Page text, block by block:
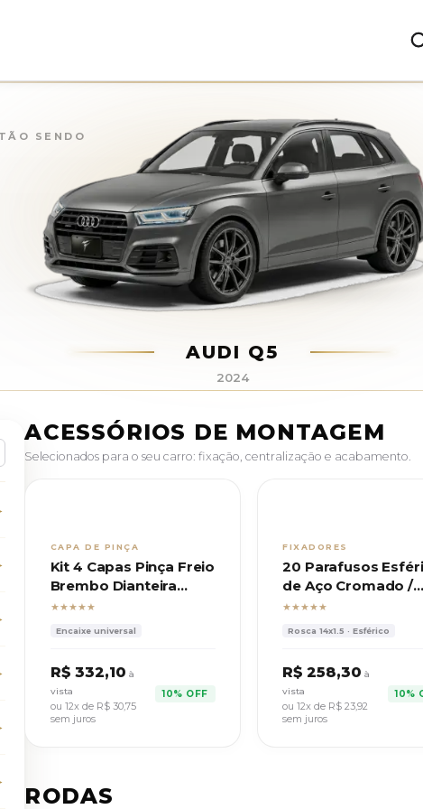
SENDO
AUDI Q5
2024
ACESSÓRIOS DE MONTAGEM
Selecionados para o seu carro: fixação, centralização e acabamento.
CAPA DE PINÇA
Kit 4 Capas Pinça Freio
Brembo Dianteira
Traseira C/ Trava
★★★★★
Encaixe universal
R$ 332,10 à
vista
ou 12x de R$ 30,75
sem juros
10% OFF
FIXADORES
20 Parafusos
de Aço Cromado /
Rosca 14x1,5 Chave
★★★★★
Rosca 14x1.5 · Esférico
R$ 258,30 à
vista
ou 12x de R$ 23,92
sem juros
10%
RODAS